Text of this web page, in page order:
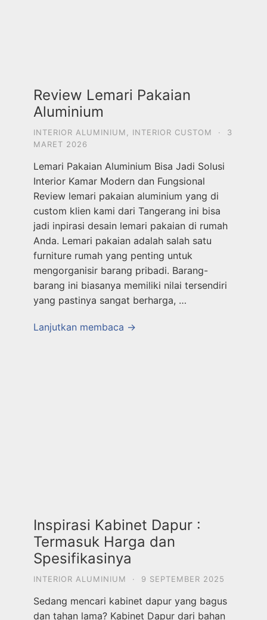
Review Lemari Pakaian
Aluminium
INTERIOR ALUMINIUM INTERIOR CUSTOM ·
3
MARET 2026
Lemari Pakaian Aluminium Bisa Jadi Solusi
Interior Kamar Modern dan Fungsional
Review lemari pakaian aluminium yang di
custom klien kami dari Tangerang ini bisa
jadi inpirasi desain lemari pakaian di rumah
Anda. Lemari pakaian adalah salah satu
furniture rumah yang penting untuk
mengorganisir barang pribadi. Barang-
barang ini biasanya memiliki nilai tersendiri
yang pastinya sangat berharga, …
Lanjutkan membaca →
Inspirasi Kabinet Dapur :
Termasuk Harga dan
Spesifikasinya
INTERIOR ALUMINIUM · 9 SEPTEMBER 2025
Sedang mencari kabinet dapur yang bagus
dan tahan lama? Kabinet Dapur dari bahan